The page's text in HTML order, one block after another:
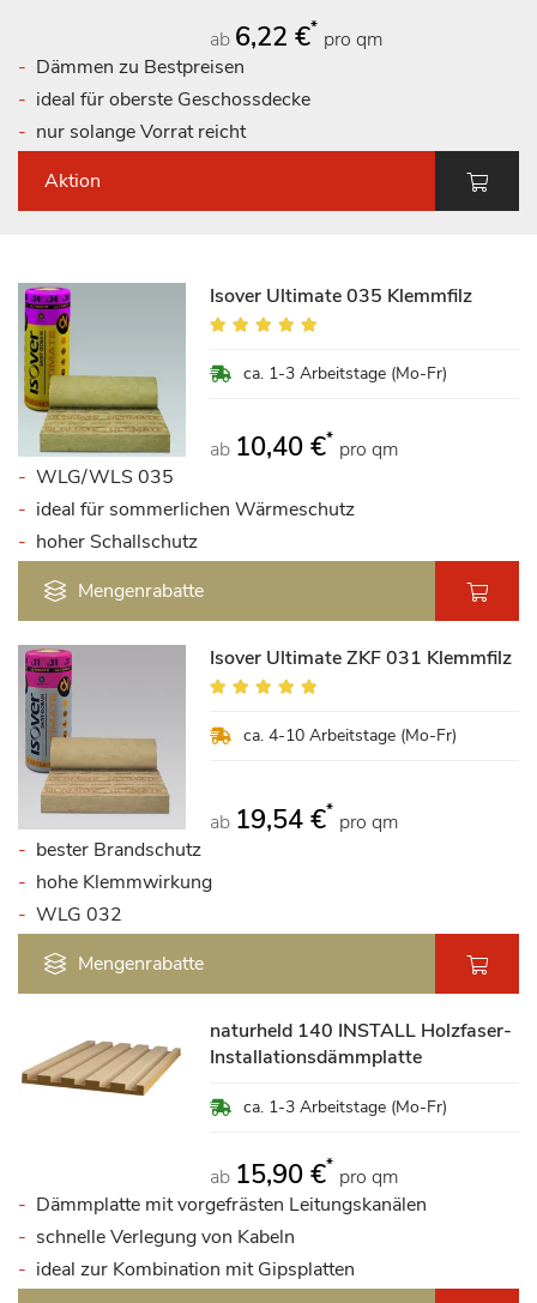
ab 6,22 €* pro qm
Dämmen zu Bestpreisen
ideal für oberste Geschossdecke
nur solange Vorrat reicht
Aktion
Isover Ultimate 035 Klemmfilz
Bewertung:
ca. 1-3 Arbeitstage (Mo-Fr)
ab 10,40 €* pro qm
WLG/WLS 035
ideal für sommerlichen Wärmeschutz
hoher Schallschutz
Mengenrabatte
Isover Ultimate ZKF 031 Klemmfilz
Bewertung:
ca. 4-10 Arbeitstage (Mo-Fr)
ab 19,54 €* pro qm
bester Brandschutz
hohe Klemmwirkung
WLG 032
Mengenrabatte
naturheld 140 INSTALL Holzfaser-
Installationsdämmplatte
ca. 1-3 Arbeitstage (Mo-Fr)
ab 15,90 €* pro qm
Dämmplatte mit vorgefrästen Leitungskanälen
schnelle Verlegung von Kabeln
ideal zur Kombination mit Gipsplatten